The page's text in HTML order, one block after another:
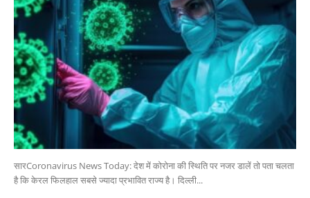
सारCoronavirus News Today: देश में कोरोना की स्थिति पर नजर डालें तो पता चलता
है कि केरल फिलहाल सबसे ज्यादा प्रभावित राज्य है। दिल्ली...